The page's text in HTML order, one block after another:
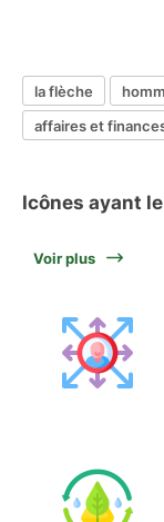
la flèche
affaires et
Icônes ayant
Voir plus